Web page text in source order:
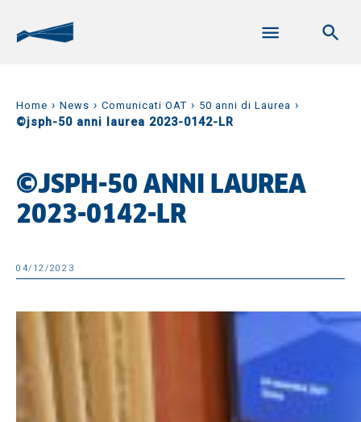
Home › News › Comunicati OAT › 50 anni di Laurea ›
©jsph-50 anni laurea 2023-0142-LR
©JSPH-50 ANNI LAUREA
2023-0142-LR
04/12/2023